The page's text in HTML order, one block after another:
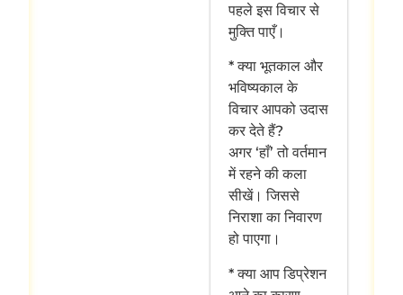
पहले इस विचार से
मुक्ति पाएँ।
* क्या भूतकाल और
भविष्यकाल के
विचार आपको उदास
कर देते हैं?
अगर ‘हाँ’ तो वर्तमान
में रहने की कला
सीखें। जिससे
निराशा का निवारण
हो पाएगा।
* क्या आप डिप्रेशन